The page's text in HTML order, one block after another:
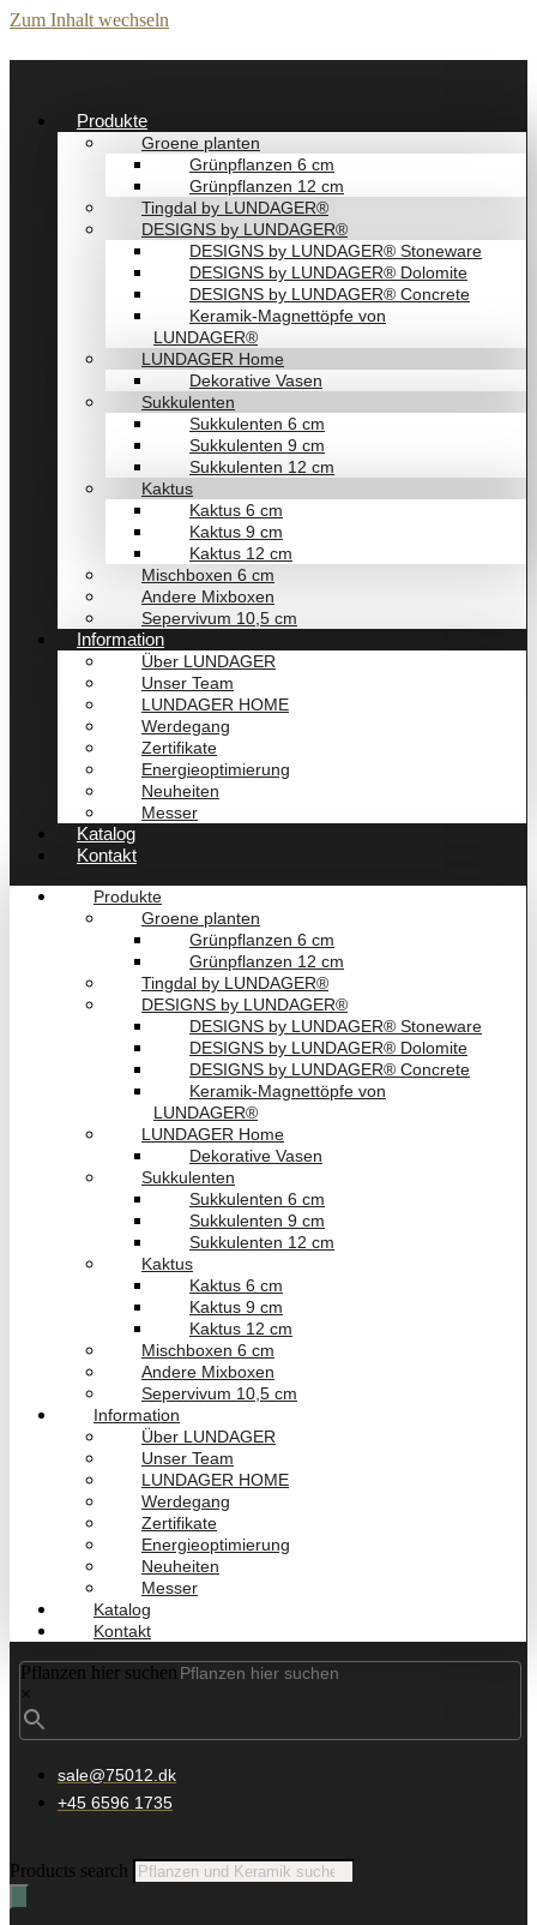
Zum Inhalt wechseln
Produkte
Groene planten
Grünpflanzen 6 cm
Grünpflanzen 12 cm
Tingdal by LUNDAGER®
DESIGNS by LUNDAGER®
DESIGNS by LUNDAGER® Stoneware
DESIGNS by LUNDAGER® Dolomite
DESIGNS by LUNDAGER® Concrete
Keramik-Magnettöpfe von
LUNDAGER®
LUNDAGER Home
Dekorative Vasen
Sukkulenten
Sukkulenten 6 cm
Sukkulenten 9 cm
Sukkulenten 12 cm
Kaktus
Kaktus 6 cm
Kaktus 9 cm
Kaktus 12 cm
Mischboxen 6 cm
Andere Mixboxen
Sepervivum 10,5 cm
Information
Über LUNDAGER
Unser Team
LUNDAGER HOME
Werdegang
Zertifikate
Energieoptimierung
Neuheiten
Messer
Katalog
Kontakt
Produkte
Groene planten
Grünpflanzen 6 cm
Grünpflanzen 12 cm
Tingdal by LUNDAGER®
DESIGNS by LUNDAGER®
DESIGNS by LUNDAGER® Stoneware
DESIGNS by LUNDAGER® Dolomite
DESIGNS by LUNDAGER® Concrete
Keramik-Magnettöpfe von
LUNDAGER®
LUNDAGER Home
Dekorative Vasen
Sukkulenten
Sukkulenten 6 cm
Sukkulenten 9 cm
Sukkulenten 12 cm
Kaktus
Kaktus 6 cm
Kaktus 9 cm
Kaktus 12 cm
Mischboxen 6 cm
Andere Mixboxen
Sepervivum 10,5 cm
Information
Über LUNDAGER
Unser Team
LUNDAGER HOME
Werdegang
Zertifikate
Energieoptimierung
Neuheiten
Messer
Katalog
Kontakt
Pflanzen hier suchen
×
sale@75012.dk
+45 6596 1735
Products search